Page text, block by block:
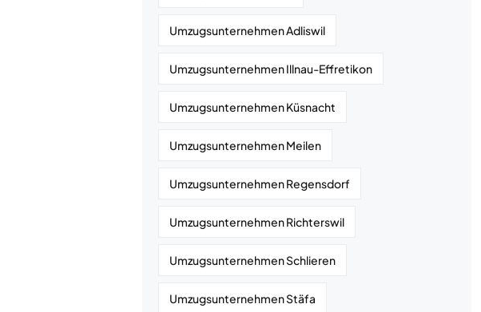
Umzugsunternehmen Adliswil
Umzugsunternehmen Illnau-Effretikon
Umzugsunternehmen Küsnacht
Umzugsunternehmen Meilen
Umzugsunternehmen Regensdorf
Umzugsunternehmen Richterswil
Umzugsunternehmen Schlieren
Umzugsunternehmen Stäfa